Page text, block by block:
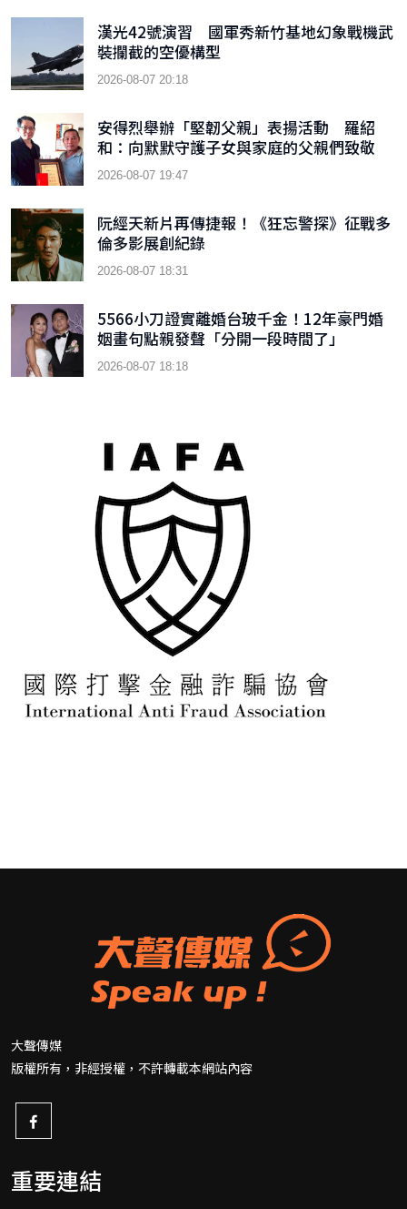
漢光42號演習 國軍秀新竹基地幻象戰機武
裝攔截的空優構型
2026-08-07 20:18
安得烈舉辦「堅韌父親」表揚活動 羅紹
和：向默默守護子女與家庭的父親們致敬
2026-08-07 19:47
阮經天新片再傳捷報！《狂忘警探》征戰多
倫多影展創紀錄
2026-08-07 18:31
5566小刀證實離婚台玻千金！12年豪門婚
姻畫句點親發聲「分開一段時間了」
2026-08-07 18:18
大聲傳媒
版權所有，非經授權，不許轉載本網站內容
重要連結